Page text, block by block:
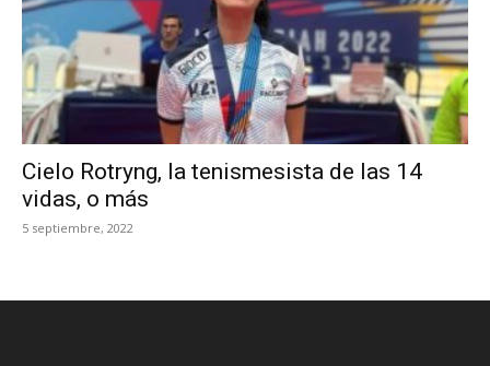
Cielo Rotryng, la tenismesista de las 14
vidas, o más
5 septiembre, 2022